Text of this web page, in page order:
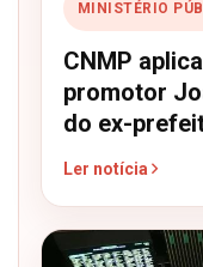
MINISTÉRIO
CNMP
promotor
do ex-
Ler notícia